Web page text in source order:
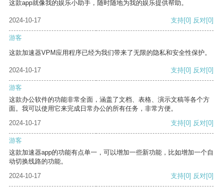
这款app就像我的娱乐小助手，随时随地为我的娱乐提供帮助。
2024-10-17 支持[0] 反对[0]
游客
这款加速器VPM应用程序已经为我们带来了无限的隐私和安全性保护。
2024-10-17 支持[0] 反对[0]
游客
这款办公软件的功能非常全面，涵盖了文档、表格、演示文稿等各个方
面。我可以使用它来完成日常办公的所有任务，非常方便。
2024-10-17
支持[0] 反对[0]
游客
这款加速器app的功能有点单一，可以增加一些新功能，比如增加一个自
动切换线路的功能。
2024-10-17
支持[0] 反对[0]